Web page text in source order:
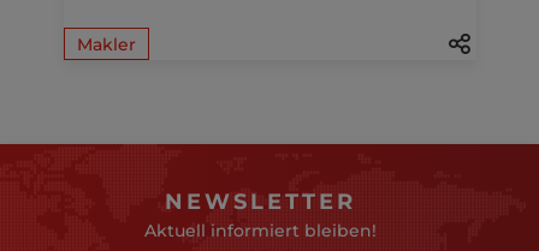
Makler
NEWSLETTER
Aktuell informiert bleiben!